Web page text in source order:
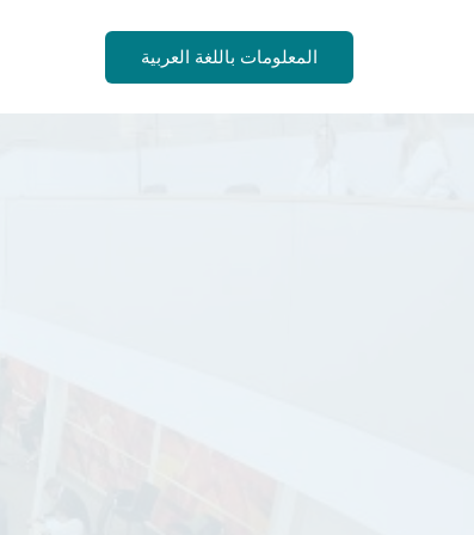
المعلومات باللغة العربية